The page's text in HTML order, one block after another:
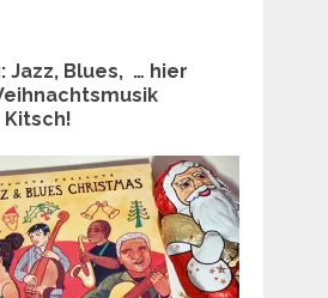
Jazz, Blues, … hier